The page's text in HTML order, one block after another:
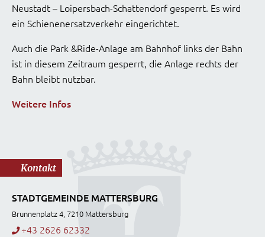
Neustadt – Loipersbach-Schattendorf gesperrt. Es wird
ein Schienenersatzverkehr eingerichtet.
Auch die Park &Ride-Anlage am Bahnhof links der Bahn
ist in diesem Zeitraum gesperrt, die Anlage rechts der
Bahn bleibt nutzbar.
Weitere Infos
Kontakt
STADTGEMEINDE MATTERSBURG
Brunnenplatz 4, 7210 Mattersburg
+43 2626 62332